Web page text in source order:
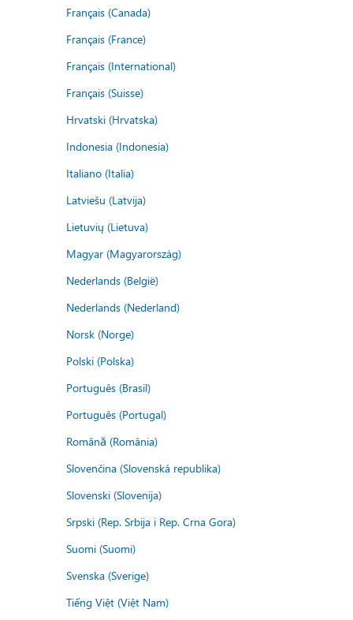
Français (Canada)
Français (France)
Français (International)
Français (Suisse)
Hrvatski (Hrvatska)
Indonesia (Indonesia)
Italiano (Italia)
Latviešu (Latvija)
Lietuvių (Lietuva)
Magyar (Magyarország)
Nederlands (België)
Nederlands (Nederland)
Norsk (Norge)
Polski (Polska)
Português (Brasil)
Português (Portugal)
Română (România)
Slovenčina (Slovenská republika)
Slovenski (Slovenija)
Srpski (Rep. Srbija i Rep. Crna Gora)
Suomi (Suomi)
Svenska (Sverige)
Tiếng Việt (Việt Nam)